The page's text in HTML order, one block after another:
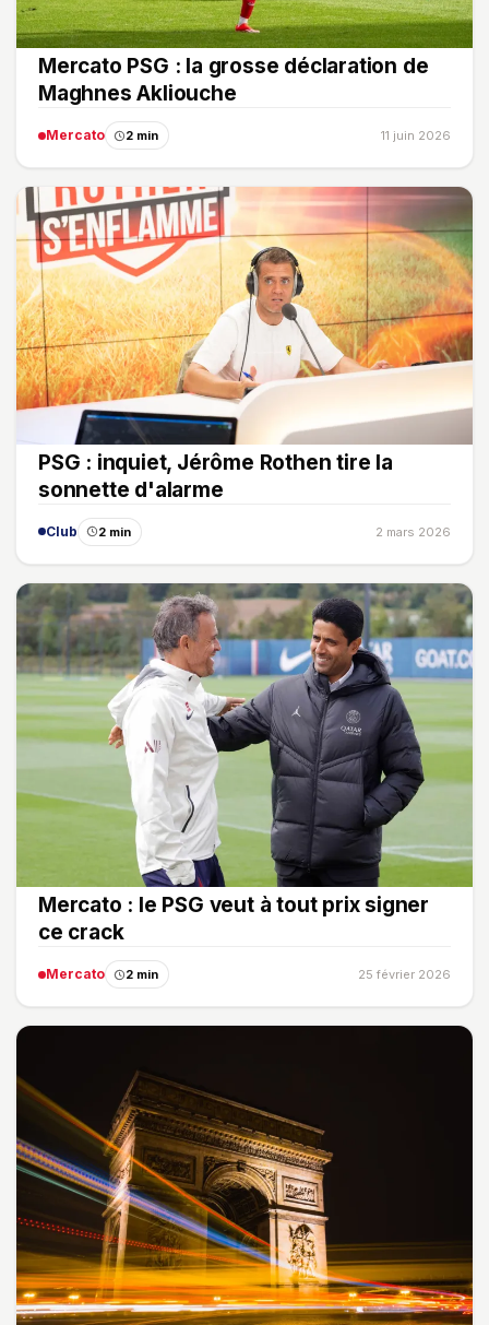
Mercato PSG : la grosse déclaration de
Maghnes Akliouche
Mercato 2 min 11 juin 2026
PSG : inquiet, Jérôme Rothen tire la
sonnette d'alarme
Club 2 min 2 mars 2026
Mercato : le PSG veut à tout prix signer
ce crack
Mercato 2 min 25 février 2026